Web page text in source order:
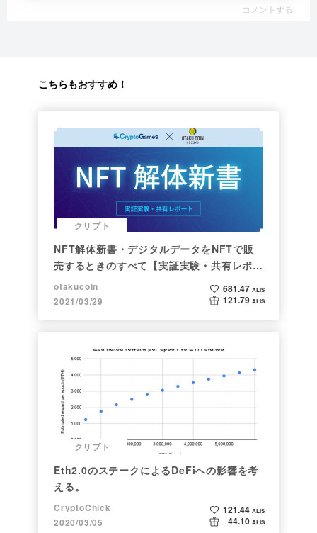
コメントする
こちらもおすすめ！
クリプト
NFT解体新書・デジタルデータをNFTで販
売するときのすべて【実証実験・共有レポー
ト】
otakucoin
2021/03/29
681.47 ALIS
121.79 ALIS
クリプト
Eth2.0のステークによるDeFiへの影響を考
える。
CryptoChick
2020/03/05
121.44 ALIS
44.10 ALIS